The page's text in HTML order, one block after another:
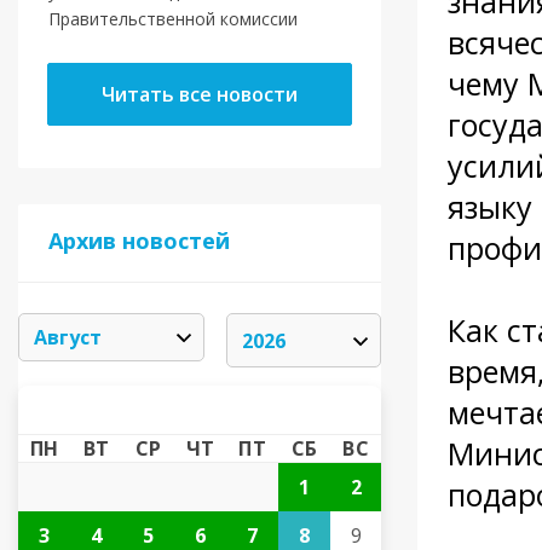
Правительственной комиссии
Читать все новости
Архив новостей
ПН ВТ СР ЧТ ПТ СБ
ВС
1
2
3
4 5 6 7 8
9
чему
Как